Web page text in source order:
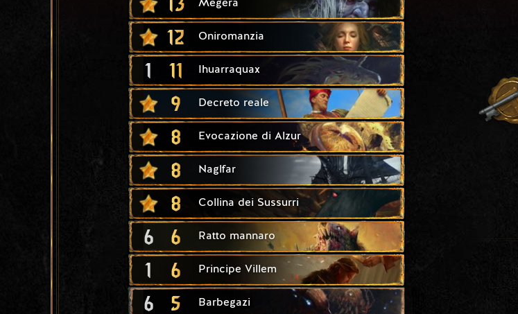
Megera
12 Oniromanzia
1 11 Ihuarraquax
9 Decreto reale
8 Evocazione di Alzur
8 Naglfar
8 Collina dei Sussurri
6 6 Ratto mannaro
1 6 Principe Villem
6 5 Barbegazi